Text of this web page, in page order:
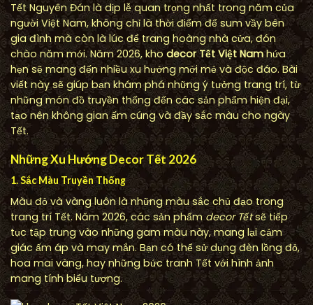
Tết Nguyên Đán là dịp lễ quan trọng nhất trong năm của
người Việt Nam, không chỉ là thời điểm để sum vầy bên
gia đình mà còn là lúc để trang hoàng nhà cửa, đón
chào năm mới. Năm 2026, kho decor Tết Việt Namhứa
hẹn sẽ mang đến nhiều xu hướng mới mẻ và độc đáo. Bài
viết này sẽ giúp bạn khám phá những ý tưởng trang trí, từ
những món đồ truyền thống đến các sản phẩm hiện đại,
tạo nên không gian ấm cúng và đầy sắc màu cho ngày
Tết.
Những Xu Hướng Decor Tết 2026
1. Sắc Màu Truyền Thống
Màu đỏ và vàng luôn là những màu sắc chủ đạo trong
trang trí Tết. Năm 2026, các sản phẩmdecor Tếtsẽ tiếp
tục tập trung vào những gam màu này, mang lại cảm
giác ấm áp và may mắn. Bạn có thể sử dụng đèn lồng đỏ,
hoa mai vàng, hay những bức tranh Tết với hình ảnh
mang tính biểu tượng.